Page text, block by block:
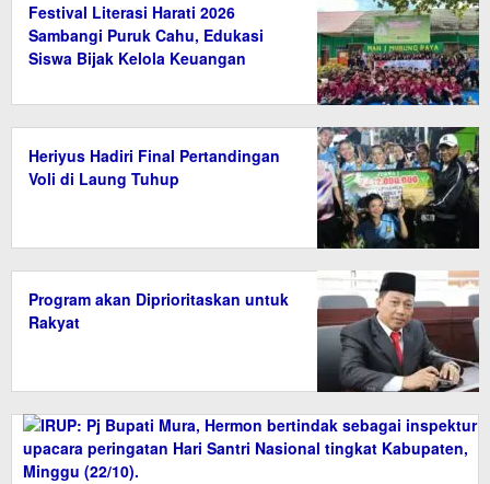
Festival Literasi Harati 2026
Sambangi Puruk Cahu, Edukasi
Siswa Bijak Kelola Keuangan
Heriyus Hadiri Final Pertandingan
Voli di Laung Tuhup
Program akan Diprioritaskan untuk
Rakyat